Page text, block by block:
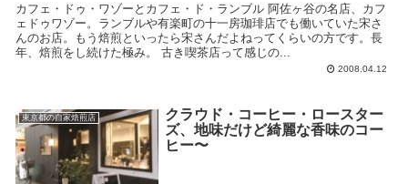
カフェ・ドゥ・ワゾーとカフェ・ド・ランブル 阿佐ヶ谷の名店、カフ
ェドゥワゾー。ランブルや有楽町の十一房珈琲店でも働いていた宋さ
んのお店。もう焙煎といったら宋さんだよねってくらいの方です。長
年、焙煎をし続けた極み。 古き喫茶店って感じの...
2008.04.12
東京都の自家焙煎店
クラウド・コーヒー・ロースター
ズ、地味だけど綺麗な香味のコー
ヒー〜